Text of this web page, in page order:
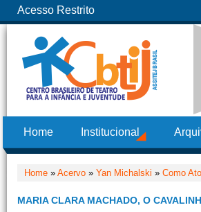
Acesso Restrito
Home Institucional
Home » Acervo » Yan Michalski » Como
MARIA CLARA MACHADO, O